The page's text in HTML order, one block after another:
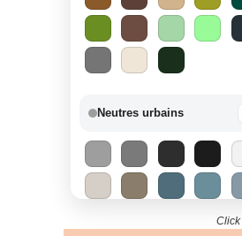
Neutres urbains
Click